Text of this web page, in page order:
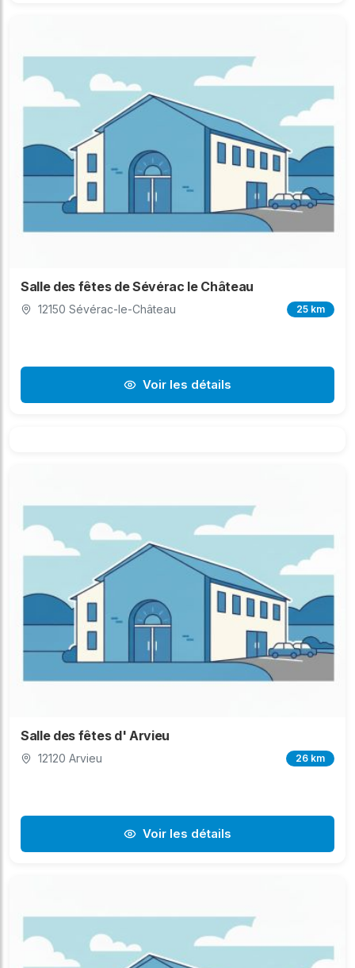
Salle des fêtes de Sévérac le Château
12150 Sévérac-le-Château 25 km
Voir les détails
Salle des fêtes d' Arvieu
12120 Arvieu 26 km
Voir les détails